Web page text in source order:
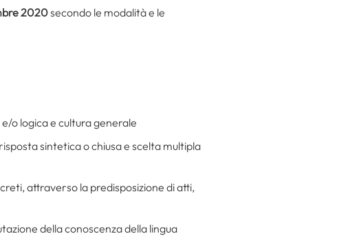
2020secondo le modalità e le
o logica e cultura generale
sintetica o chiusa e scelta multipla
attraverso la predisposizione di atti,
della conoscenza della lingua